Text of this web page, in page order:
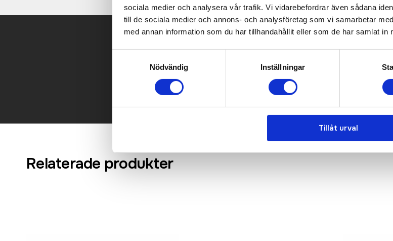
sociala medier och analysera vår trafik. Vi vidarebefordrar även sådana
till de sociala medier och annons- och analysföretag som vi samarbetar
med annan information som du har tillhandahållit eller som de har samlat in
Nödvändig
Inställningar
Tillåt urval
Prisuppgift på
Det går också utmärkt att bara
Relaterade produkter